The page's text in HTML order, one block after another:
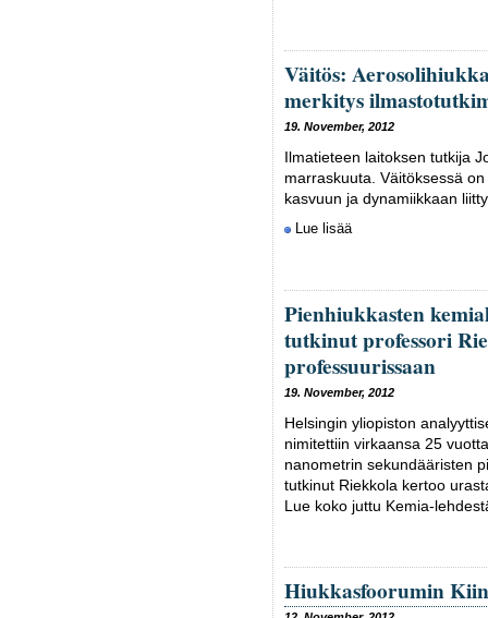
Väitös:
merkitys
19. November, 2012
Ilmatieteen laitoksen tutkija
marraskuuta. Väitöksessä
kasvuun ja dynamiikkaan
Lue lisää
Pienhiukkasten
tutkinut professori
professuurissaan
19. November, 2012
Helsingin yliopiston
nimitettiin virkaansa 25
nanometrin sekundääristen
tutkinut Riekkola kertoo
Lue koko juttu Kemia-
Hiukkasfoorumin